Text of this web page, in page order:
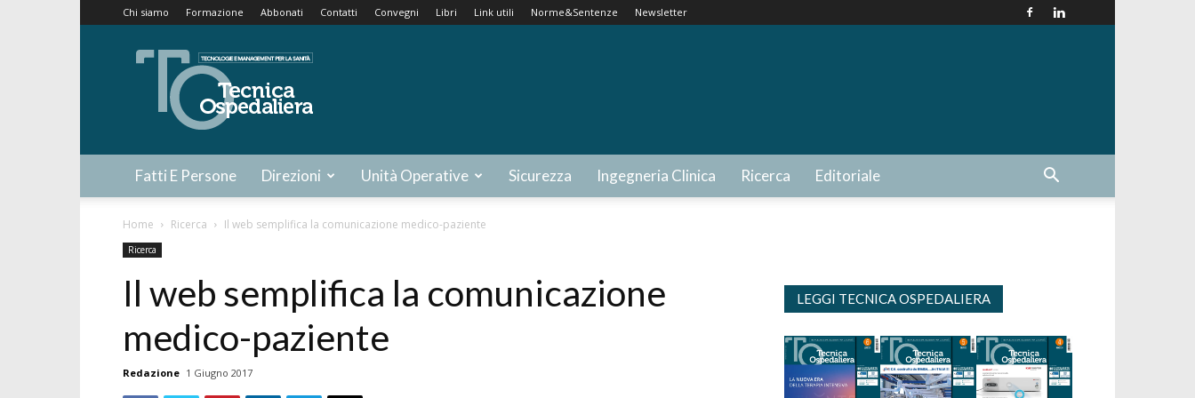
Chi siamo Formazione Abbonati Contatti Convegni Libri Link utili Norme&Sentenze Newsletter
Tecnica
Ospedaliera
Fatti E Persone Direzioni Unità Operative Sicurezza Ingegneria Clinica Ricerca Editoriale
Home Ricerca Il web semplifica la comunicazione medico-paziente
Ricerca
Il web semplifica la comunicazione
medico-paziente
Redazione 1 Giugno 2017
LEGGI TECNICA OSPEDALIERA